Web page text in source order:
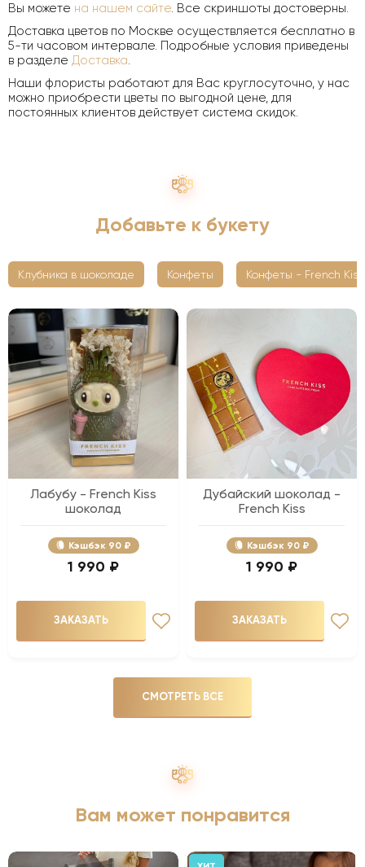
Вы можете на нашем сайте. Все скриншоты достоверны.
Доставка цветов по Москве осуществляется бесплатно в
5-ти часовом интервале. Подробные условия приведены
в разделе Доставка.
Наши флористы работают для Вас круглосуточно, у нас
можно приобрести цветы по выгодной цене, для
постоянных клиентов действует система скидок.
Добавьте к букету
Клубника в шоколаде Конфеты Конфеты - French Kiss
Лабубу - French Kiss
шоколад
Кэшбэк 90 ₽
1 990 ₽
ЗАКАЗАТЬ
Дубайский шоколад -
French Kiss
Кэшбэк 90 ₽
1 990 ₽
ЗАКАЗАТЬ
СМОТРЕТЬ ВСЕ
Вам может понравится